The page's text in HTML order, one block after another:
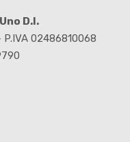
D.I.
02486810068